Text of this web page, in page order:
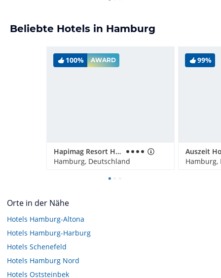
Beliebte Hotels in Hamburg
100% AWARD
Hapimag Resort Hamburg
Hamburg, Deutschland
99%
Hamburg,
Orte in der Nähe
Hotels Hamburg-Altona
Hotels Hamburg-Harburg
Hotels Schenefeld
Hotels Hamburg Nord
Hotels Oststeinbek